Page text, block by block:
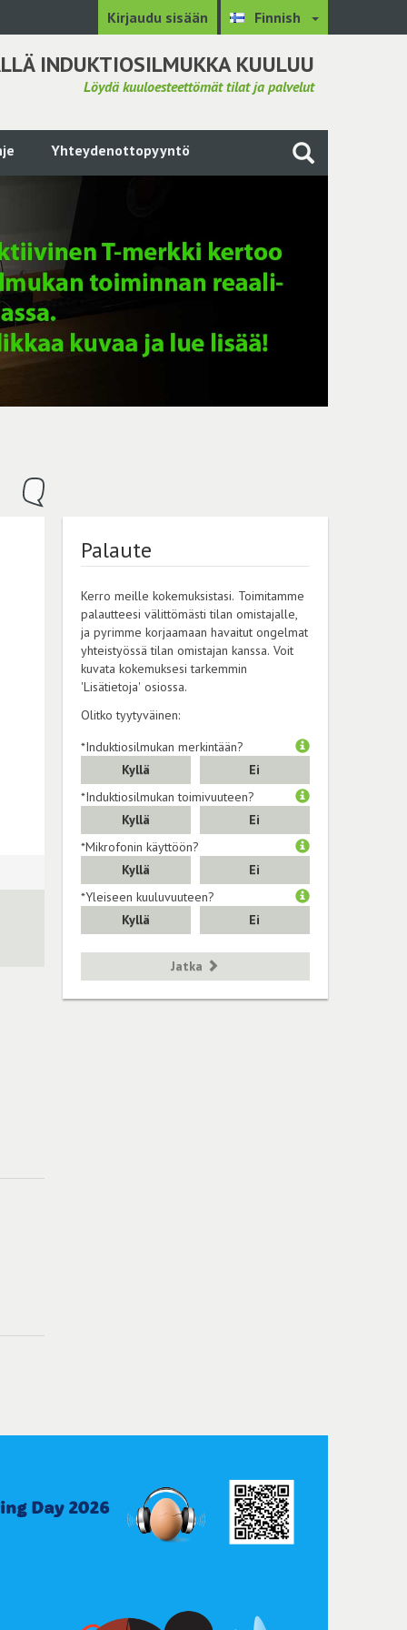
Kirjaudu sisään Finnish
INDUKTIOSILMUKKA KUULUU
Löydä kuuloesteettömät tilat ja palvelut
Yhteydenottopyyntö
Palaute
Kerro meille kokemuksistasi. Toimitamme
palautteesi välittömästi tilan omistajalle,
ja pyrimme korjaamaan havaitut ongelmat
yhteistyössä tilan omistajan kanssa. Voit
kuvata kokemuksesi tarkemmin
'Lisätietoja' osiossa.
Olitko tyytyväinen:
*Induktiosilmukan merkintään?
Kyllä
Ei
*Induktiosilmukan toimivuuteen?
Kyllä
Ei
*Mikrofonin käyttöön?
Kyllä
Ei
*Yleiseen kuuluvuuteen?
Kyllä
Ei
Jatka